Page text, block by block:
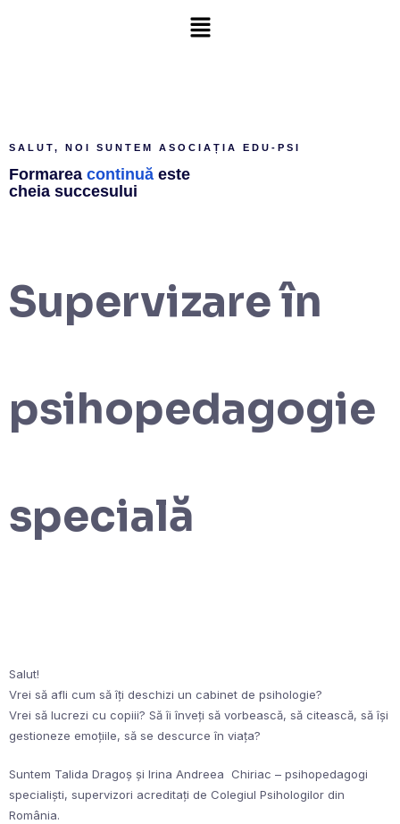
SALUT, NOI SUNTEM ASOCIAȚIA EDU-PSI
Formarea continuă este
cheia succesului
Supervizare în
psihopedagogie
specială
Salut!
Vrei să afli cum să îți deschizi un cabinet de psihologie?
Vrei să lucrezi cu copiii? Să îi înveți să vorbească, să citească, să își
gestioneze emoțiile, să se descurce în viața?
Suntem Talida Dragoș și Irina Andreea Chiriac – psihopedagogi
specialiști, supervizori acreditați de Colegiul Psihologilor din
România.